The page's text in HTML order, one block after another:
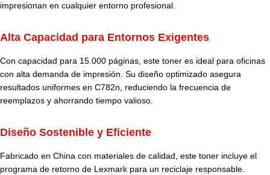
impresionan en cualquier entorno profesional.
Alta Capacidad para Entornos Exigentes
Con capacidad para 15.000 páginas, este toner es ideal para oficinas
con alta demanda de impresión. Su diseño optimizado asegura
resultados uniformes en C782n, reduciendo la frecuencia de
reemplazos y ahorrando tiempo valioso.
Diseño Sostenible y Eficiente
Fabricado en China con materiales de calidad, este toner incluye el
programa de retorno de Lexmark para un reciclaje responsable.